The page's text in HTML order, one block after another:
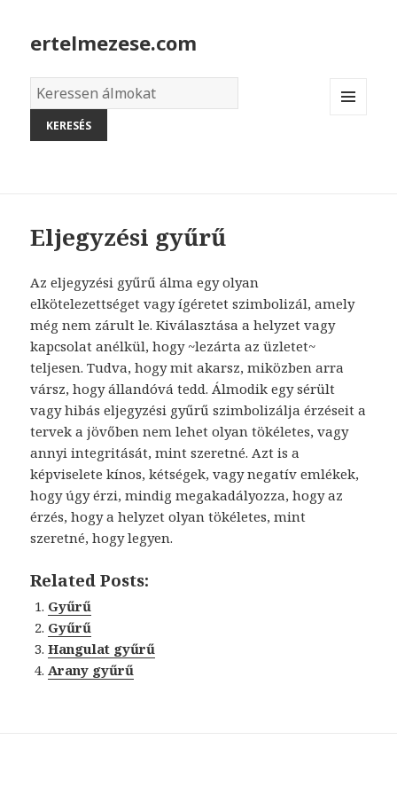
ertelmezese.com
Álmok
szótára
Eljegyzési gyűrű
Az eljegyzési gyűrű álma egy olyan
elkötelezettséget vagy ígéretet szimbolizál, amely
még nem zárult le. Kiválasztása a helyzet vagy
kapcsolat anélkül, hogy ~lezárta az üzletet~
teljesen. Tudva, hogy mit akarsz, miközben arra
vársz, hogy állandóvá tedd. Álmodik egy sérült
vagy hibás eljegyzési gyűrű szimbolizálja érzéseit a
tervek a jövőben nem lehet olyan tökéletes, vagy
annyi integritását, mint szeretné. Azt is a
képviselete kínos, kétségek, vagy negatív emlékek,
hogy úgy érzi, mindig megakadályozza, hogy az
érzés, hogy a helyzet olyan tökéletes, mint
szeretné, hogy legyen.
Related Posts:
Gyűrű
Gyűrű
Hangulat gyűrű
Arany gyűrű